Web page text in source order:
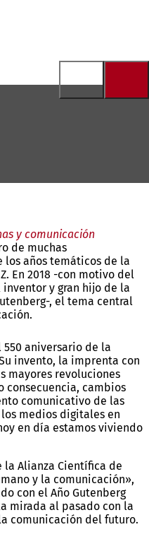
y comunicación
de muchas
los años temáticos de la
En 2018 -con motivo del
y gran hijo de la
, el tema central
550 aniversario de la
invento, la imprenta con
mayores revoluciones
consecuencia, cambios
comunicativo de las
medios digitales en
en día estamos viviendo
la Alianza Científica de
y la comunicación»,
con el Año Gutenberg
mirada al pasado con la
comunicación del futuro.